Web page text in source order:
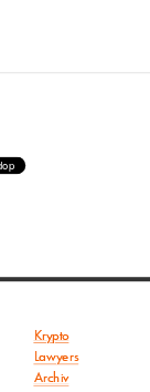
Krypto
Lawyers
Archiv